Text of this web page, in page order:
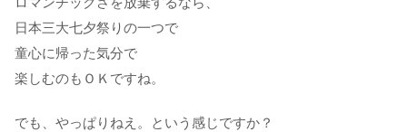
日本三大七夕祭りの一つで
童心に帰った気分で
楽しむのもＯＫですね。
でも、やっぱりねえ。という感じですか？